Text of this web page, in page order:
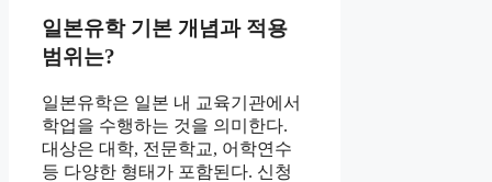
일본유학 기본 개념과 적용
범위는?
일본유학은 일본 내 교육기관에서
학업을 수행하는 것을 의미한다.
대상은 대학, 전문학교, 어학연수
등 다양한 형태가 포함된다. 신청